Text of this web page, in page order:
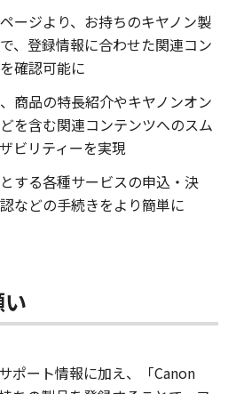
ージより、お持ちのキヤノン製
、登録情報に合わせた関連コン
確認可能に
商品の特長紹介やキヤノンオン
を含む関連コンテンツへのスム
ビリティーを実現
する各種サービスの申込・決
などの手続きをより簡単に
ポート情報に加え、「Canon